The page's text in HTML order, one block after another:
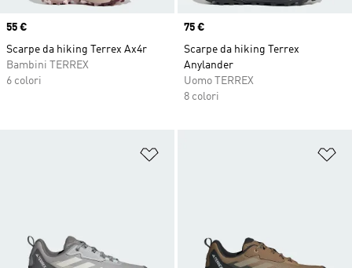
Price
55 €
Scarpe da hiking Terrex Ax4r
Bambini TERREX
6 colori
Price
75 €
Scarpe da hiking Terrex
Anylander
Uomo TERREX
8 colori
Aggiungi alla lista dei desideri